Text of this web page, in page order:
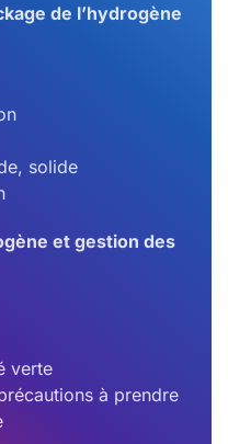
de l’hydrogène
solide
et gestion des
verte
à prendre